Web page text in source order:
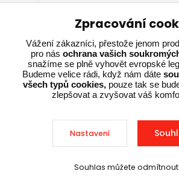
1
1
Skladem u
výrobce,
expedujeme za 5-
15 dnů
Sleva při
Zpracování
Vážení zákazníci, přestože jenom
pro nás ochrana vašich
snažíme se plně vyhovět evropské
Budeme velice rádi, když nám dáte
všech typů cookies,pouze tak se
zlepšovat a zvyšovat váš
Nastavení
Souhlas můžete odmítnout